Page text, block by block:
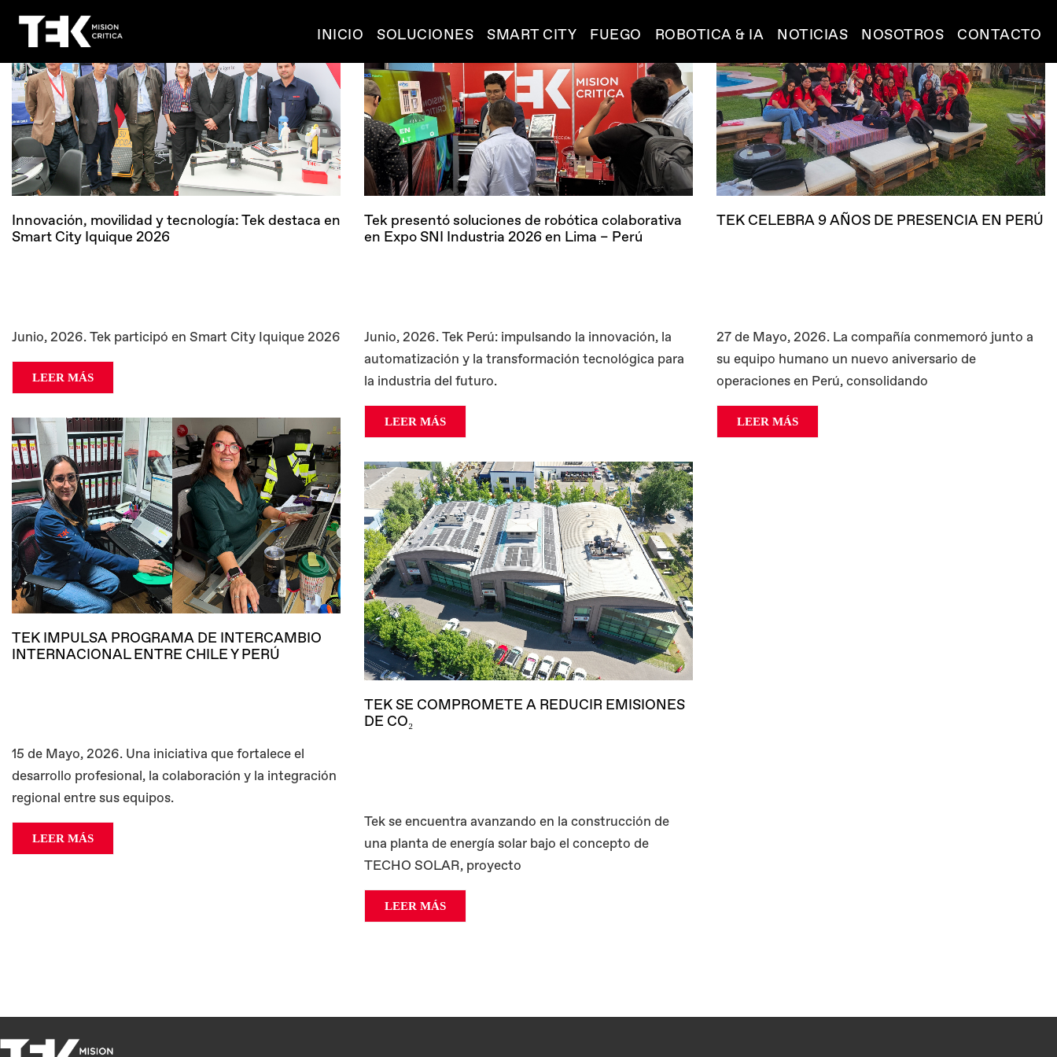
INICIO SOLUCIONES SMART CITY FUEGO ROBOTICA & IA NOTICIAS NOSOTROS CONTACTO
Innovación, movilidad y tecnología: Tek destaca en
Smart City Iquique 2026
Junio, 2026. Tek participó en Smart City Iquique 2026
LEER MÁS
Tek presentó soluciones de robótica colaborativa
en Expo SNI Industria 2026 en Lima – Perú
Junio, 2026. Tek Perú: impulsando la innovación, la
automatización y la transformación tecnológica para
la industria del futuro.
LEER MÁS
TEK CELEBRA 9 AÑOS DE PRESENCIA EN PERÚ
27 de Mayo, 2026. La compañía conmemoró junto a
su equipo humano un nuevo aniversario de
operaciones en Perú, consolidando
LEER MÁS
TEK IMPULSA PROGRAMA DE INTERCAMBIO
INTERNACIONAL ENTRE CHILE Y PERÚ
15 de Mayo, 2026. Una iniciativa que fortalece el
desarrollo profesional, la colaboración y la integración
regional entre sus equipos.
LEER MÁS
TEK SE COMPROMETE A REDUCIR EMISIONES
DE CO₂
Tek se encuentra avanzando en la construcción de
una planta de energía solar bajo el concepto de
TECHO SOLAR, proyecto
LEER MÁS